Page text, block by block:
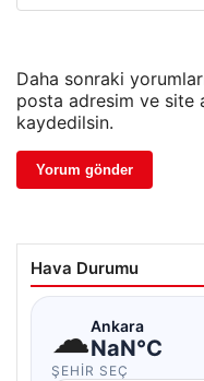
Daha sonraki
posta adresim ve site
kaydedilsin.
Hava Durumu
☁Ankara
NaN°C
ŞEHIR SEÇ